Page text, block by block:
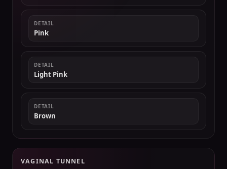
DETAIL
Pink
DETAIL
Light Pink
DETAIL
Brown
VAGINAL TUNNEL